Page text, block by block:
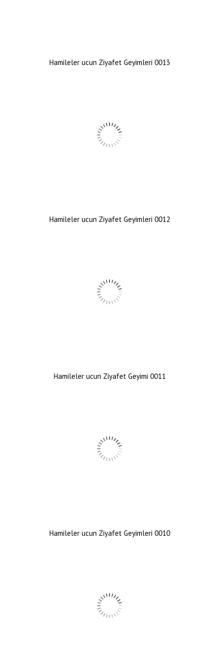
Hamileler ucun Ziyafet Geyimleri 0013
Hamileler ucun Ziyafet Geyimleri 0012
Hamileler ucun Ziyafet Geyimi 0011
Hamileler ucun Ziyafet Geyimleri 0010